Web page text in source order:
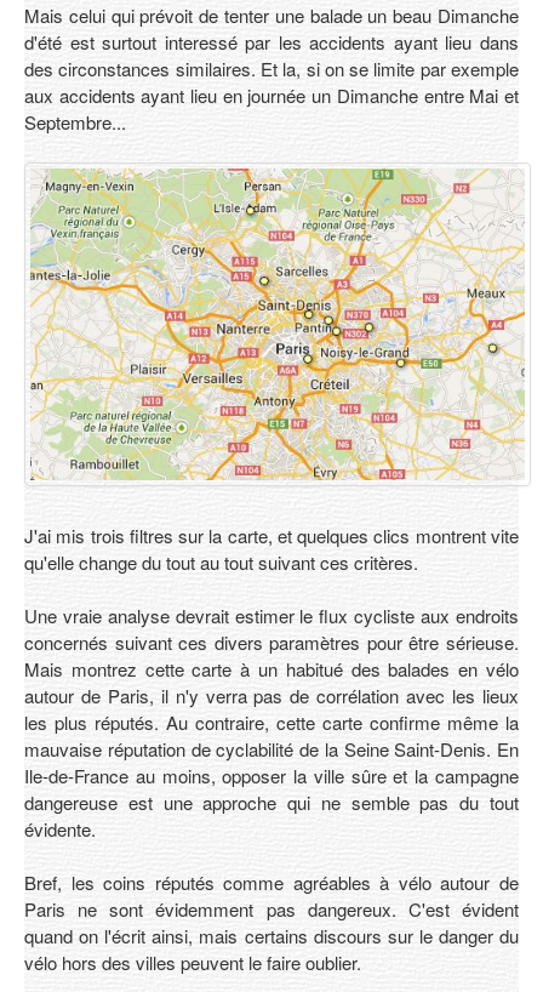
Mais celui qui prévoit de tenter une balade un beau Dimanche
d'été est surtout interessé par les accidents ayant lieu dans
des circonstances similaires. Et la, si on se limite par exemple
aux accidents ayant lieu en journée un Dimanche entre Mai et
Septembre...
J'ai mis trois filtres sur la carte, et quelques clics montrent vite
qu'elle change du tout au tout suivant ces critères.
Une vraie analyse devrait estimer le flux cycliste aux endroits
concernés suivant ces divers paramètres pour être sérieuse.
Mais montrez cette carte à un habitué des balades en vélo
autour de Paris, il n'y verra pas de corrélation avec les lieux
les plus réputés. Au contraire, cette carte confirme même la
mauvaise réputation de cyclabilité de la Seine Saint-Denis. En
Ile-de-France au moins, opposer la ville sûre et la campagne
dangereuse est une approche qui ne semble pas du tout
évidente.
Bref, les coins réputés comme agréables à vélo autour de
Paris ne sont évidemment pas dangereux. C'est évident
quand on l'écrit ainsi, mais certains discours sur le danger du
vélo hors des villes peuvent le faire oublier.